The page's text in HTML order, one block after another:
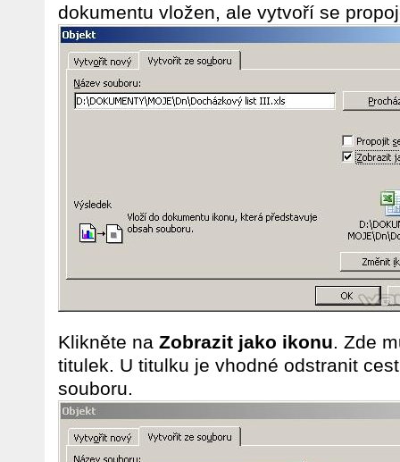
dokumentu vložen, ale vytvoří se
Klikněte na Zobrazit jako ikonu. Zde
titulek. U titulku je vhodné odstranit
souboru.